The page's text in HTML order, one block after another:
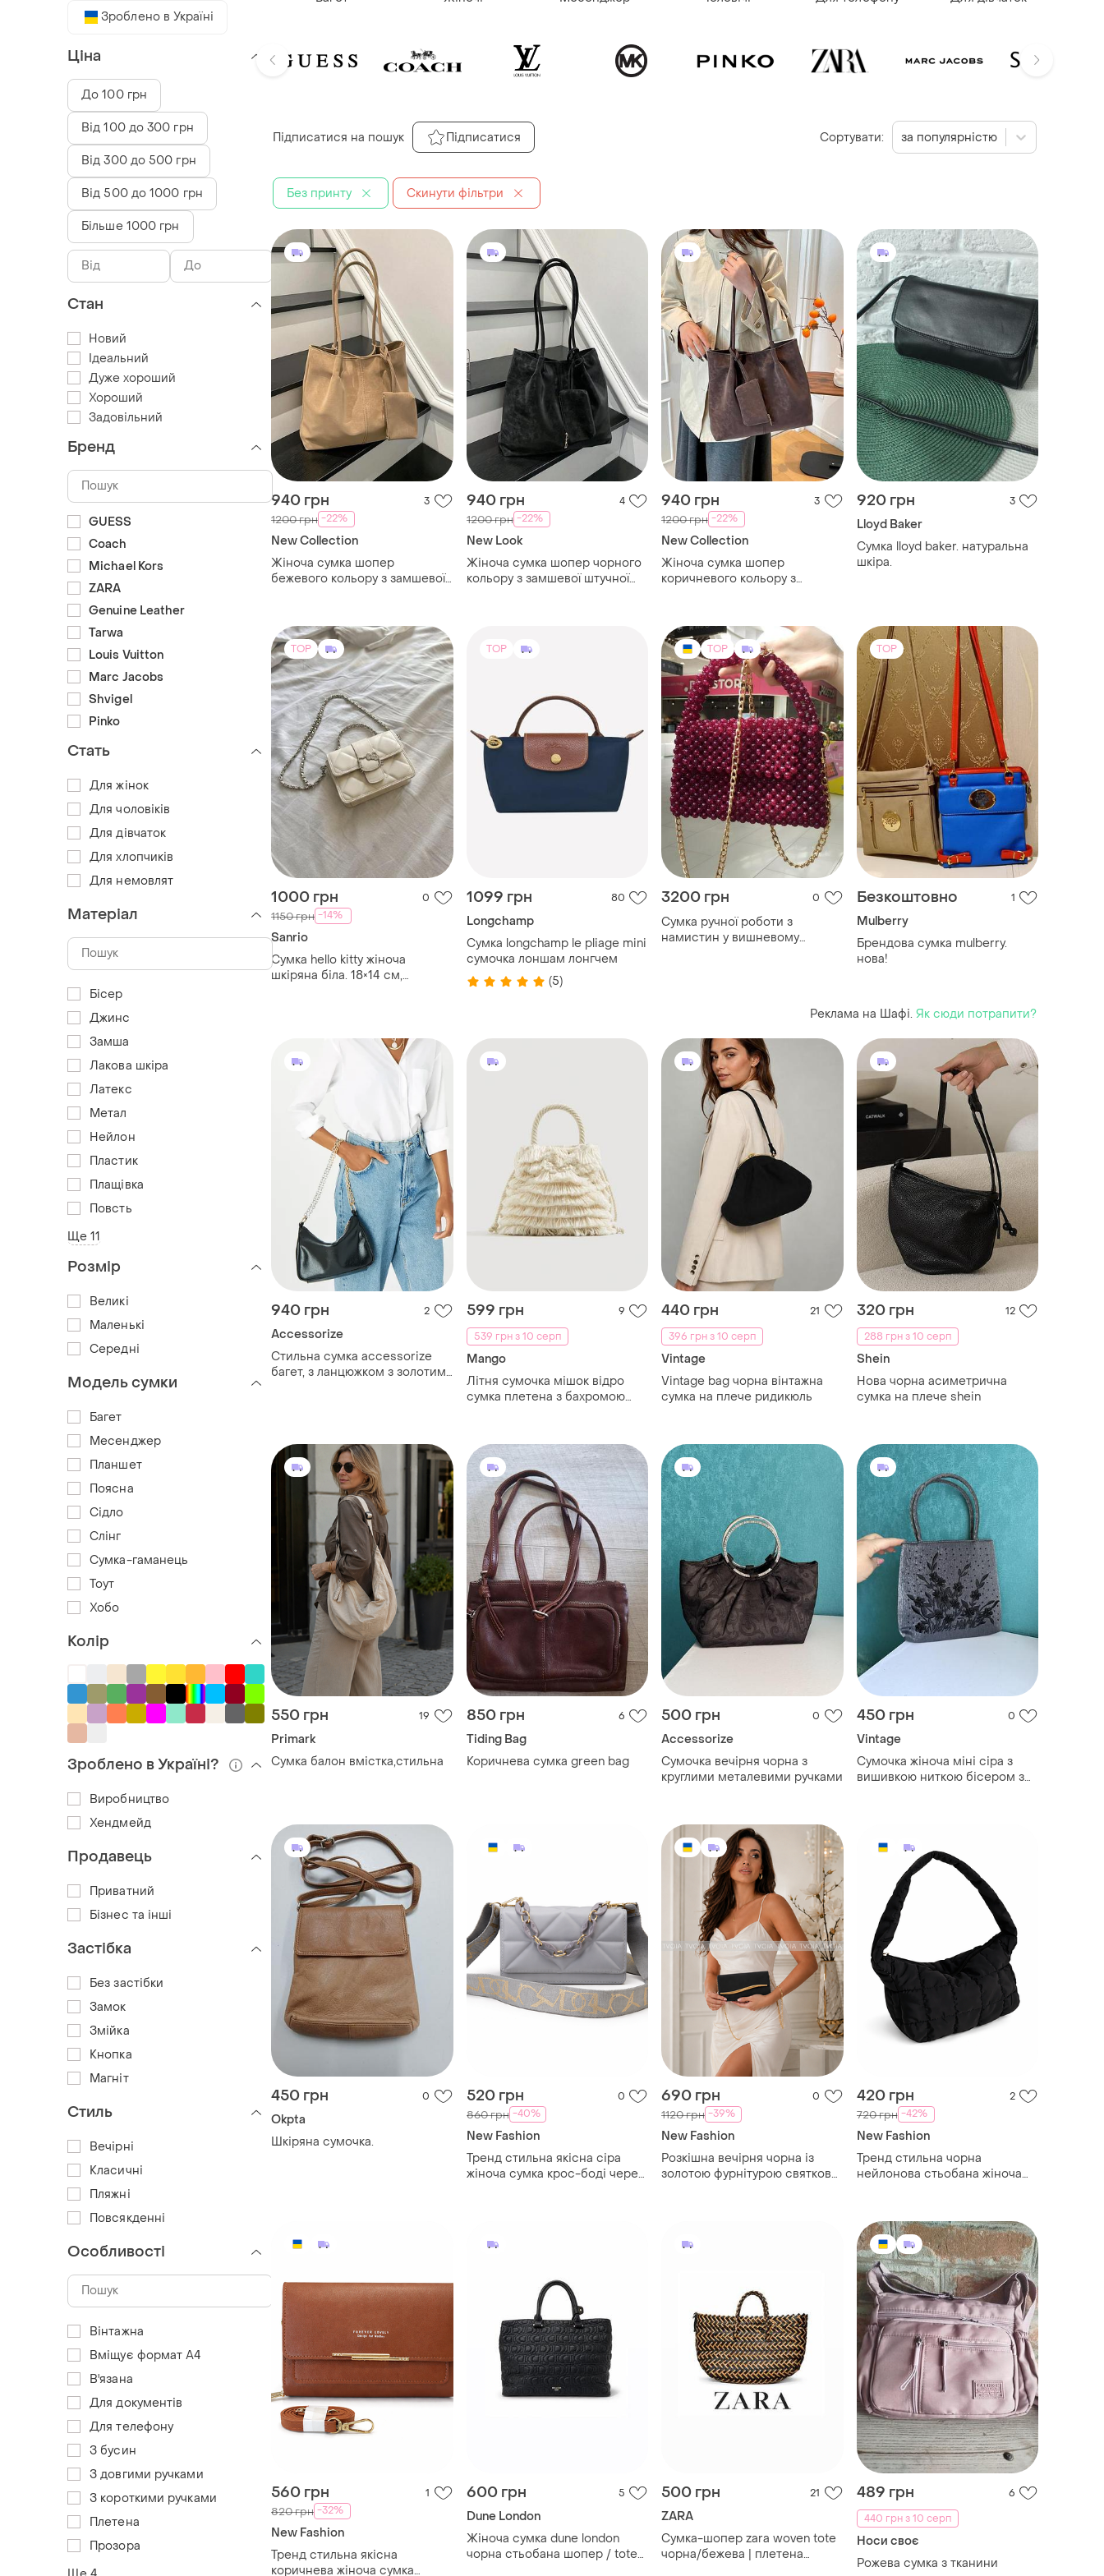
940 грн 3
1200 грн -22%
New Collection
Жіноча сумка шопер
бежевого кольору з замшевої
940 грн 4
1200 грн -22%
New Look
Жіноча сумка шопер чорного
кольору з замшевої штучної
940 грн 3
1200 грн -22%
New Collection
Жіноча сумка шопер
коричневого кольору з
920 грн 3
Lloyd Baker
Сумка lloyd baker. натуральна
шкіра.
TOP
1000 грн 0
1150 грн -14%
Sanrio
Сумка hello kitty жіноча
шкіряна біла. 18×14 см,
TOP
1099 грн 80
Longchamp
Сумка longchamp le pliage mini
сумочка лоншам лонгчем
(5)
TOP
3200 грн 0
Сумка ручної роботи з
намистин у вишневому
TOP
Безкоштовно 1
Mulberry
Брендова сумка mulberry.
нова!
Реклама на Шафі. Як сюди потрапити?
940 грн 2
Accessorize
Стильна сумка accessorize
багет, з ланцюжком з золотим і
599 грн
9
539 грн з 10 серп
Mango
Літня сумочка мішок відро
сумка плетена з бахромою
440 грн
21
396 грн з 10 серп
Vintage
Vintage bag чорна вінтажна
сумка на плече ридикюль
320 грн
12
288 грн з 10 серп
Shein
Нова чорна асиметрична
сумка на плече shein
550 грн 19
Primark
Сумка балон вмістка,стильна
850 грн 6
Tiding Bag
Коричнева сумка green bag
500 грн 0
Accessorize
Сумочка вечірня чорна з
круглими металевими ручками
450 грн 0
Vintage
Сумочка жіноча міні сіра з
вишивкою ниткою бісером з
450 грн 0
Okpta
Шкіряна сумочка.
520 грн 0
860 грн -40%
New Fashion
Тренд стильна якісна сіра
жіноча сумка крос-боді через
690 грн 0
1120 грн -39%
New Fashion
Розкішна вечірня чорна із
золотою фурнітурою святкова
420 грн 2
720 грн -42%
New Fashion
Тренд стильна чорна
нейлонова стьобана жіноча
560 грн 1
820 грн -32%
New Fashion
Тренд стильна якісна
коричнева жіноча сумка
600 грн 5
Dune London
Жіноча сумка dune london
чорна стьобана шопер / tote
500 грн 21
ZARA
Сумка-шопер zara woven tote
чорна/бежева | плетена
489 грн
6
440 грн з 10 серп
Носи своє
Рожева сумка з тканини
Без принту Скинути фільтри
Підписатися на пошук Підписатися Сортувати: за популярністю
Зроблено в Україні
Ціна
До 100 грн
Від 100 до 300 грн
Від 300 до 500 грн
Від 500 до 1000 грн
Більше 1000 грн
Стан
Новий
Ідеальний
Дуже хороший
Хороший
Задовільний
Бренд
GUESS
Coach
Michael Kors
ZARA
Genuine Leather
Tarwa
Louis Vuitton
Marc Jacobs
Shvigel
Pinko
Стать
Для жінок
Для чоловіків
Для дівчаток
Для хлопчиків
Для немовлят
Матеріал
Бісер
Джинс
Замша
Лакова шкіра
Латекс
Метал
Нейлон
Пластик
Плащівка
Повсть
Ще 11
Розмір
Великі
Маленькі
Середні
Модель сумки
Багет
Месенджер
Планшет
Поясна
Сідло
Слінг
Сумка-гаманець
Тоут
Хобо
Колір
Зроблено в Україні?
Виробництво
Хендмейд
Продавець
Приватний
Бізнес та інші
Застібка
Без застібки
Замок
Змійка
Кнопка
Магніт
Стиль
Вечірні
Класичні
Пляжні
Повсякденні
Особливості
Вінтажна
Вміщує формат А4
В'язана
Для документів
Для телефону
З бусин
З довгими ручками
З короткими ручками
Плетена
Прозора